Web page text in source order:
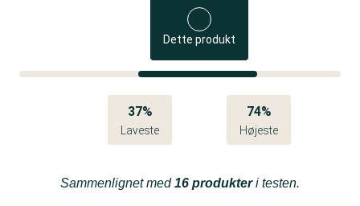
Dette produkt
37%
Laveste
74%
Højeste
Sammenlignet med16 produkteri testen.